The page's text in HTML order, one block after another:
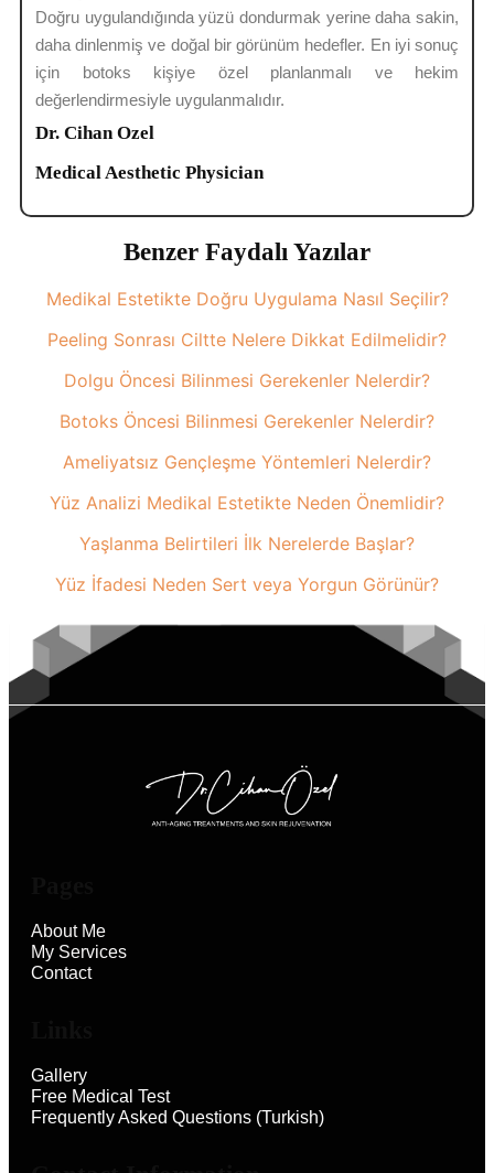
Doğru uygulandığında yüzü dondurmak yerine daha sakin,
daha dinlenmiş ve doğal bir görünüm hedefler. En iyi sonuç
için botoks kişiye özel planlanmalı ve hekim
değerlendirmesiyle uygulanmalıdır.
Dr. Cihan Ozel
Medical Aesthetic Physician
Benzer Faydalı Yazılar
Medikal Estetikte Doğru Uygulama Nasıl Seçilir?
Peeling Sonrası Ciltte Nelere Dikkat Edilmelidir?
Dolgu Öncesi Bilinmesi Gerekenler Nelerdir?
Botoks Öncesi Bilinmesi Gerekenler Nelerdir?
Ameliyatsız Gençleşme Yöntemleri Nelerdir?
Yüz Analizi Medikal Estetikte Neden Önemlidir?
Yaşlanma Belirtileri İlk Nerelerde Başlar?
Yüz İfadesi Neden Sert veya Yorgun Görünür?
About Me
My Services
Contact
Gallery
Free Medical Test
Frequently Asked Questions (Turkish)